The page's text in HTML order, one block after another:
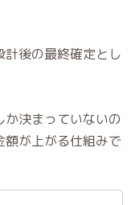
後の最終確定とし
決まっていないの
額が上がる仕組みで